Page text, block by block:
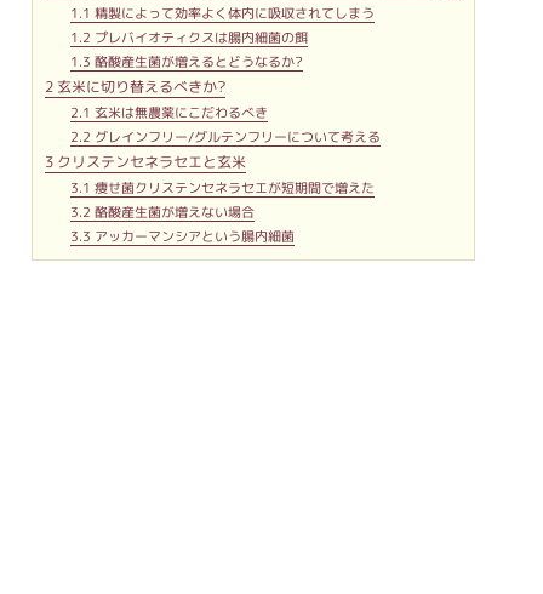
1.1 精製によって効率よく体内に吸収されてしまう
1.2 プレバイオティクスは腸内細菌の餌
1.3 酪酸産生菌が増えるとどうなるか?
2玄米に切り替えるべきか?
2.1 玄米は無農薬にこだわるべき
2.2 グレインフリー/グルテンフリーについて考える
3 クリステンセネラセエと玄米
3.1 痩せ菌クリステンセネラセエが短期間で増えた
3.2 酪酸産生菌が増えない場合
3.3 アッカーマンシアという腸内細菌